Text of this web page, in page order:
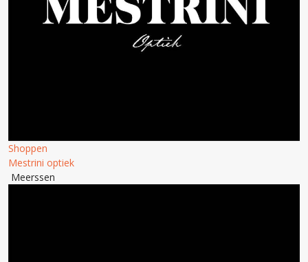
Shoppen
Mestrini optiek
Meerssen